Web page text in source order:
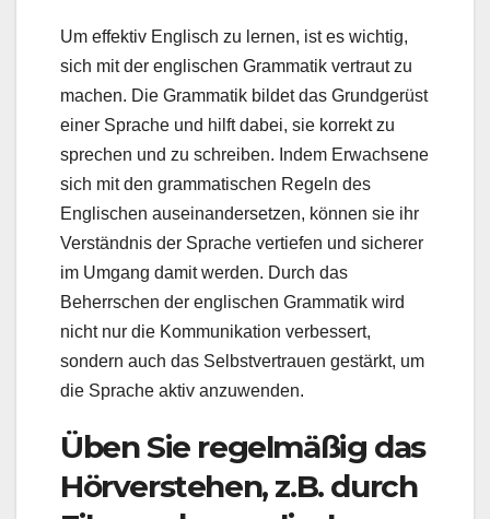
Um effektiv Englisch zu lernen, ist es wichtig,
sich mit der englischen Grammatik vertraut zu
machen. Die Grammatik bildet das Grundgerüst
einer Sprache und hilft dabei, sie korrekt zu
sprechen und zu schreiben. Indem Erwachsene
sich mit den grammatischen Regeln des
Englischen auseinandersetzen, können sie ihr
Verständnis der Sprache vertiefen und sicherer
im Umgang damit werden. Durch das
Beherrschen der englischen Grammatik wird
nicht nur die Kommunikation verbessert,
sondern auch das Selbstvertrauen gestärkt, um
die Sprache aktiv anzuwenden.
Üben Sie regelmäßig das
Hörverstehen, z.B. durch